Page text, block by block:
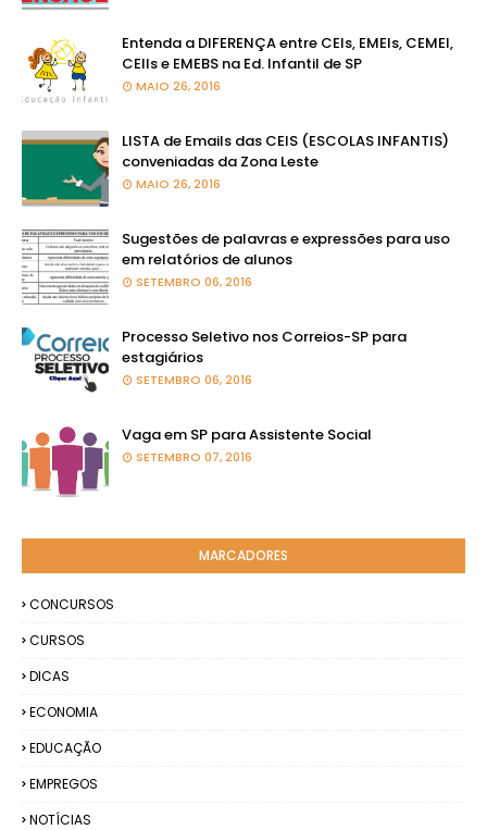
Entenda a DIFERENÇA entre CEIs, EMEIs, CEMEI,
CEIIs e EMEBS na Ed. Infantil de SP
MAIO 26, 2016
LISTA de Emails das CEIS (ESCOLAS INFANTIS)
conveniadas da Zona Leste
MAIO 26, 2016
Sugestões de palavras e expressões para uso
em relatórios de alunos
SETEMBRO 06, 2016
Processo Seletivo nos Correios-SP para
estagiários
SETEMBRO 06, 2016
Vaga em SP para Assistente Social
SETEMBRO 07, 2016
MARCADORES
CONCURSOS
CURSOS
DICAS
ECONOMIA
EDUCAÇÃO
EMPREGOS
NOTÍCIAS